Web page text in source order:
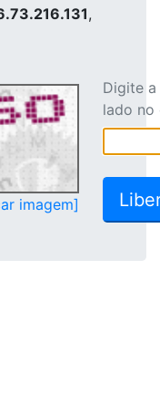
,
imagem]
Digite
lado no